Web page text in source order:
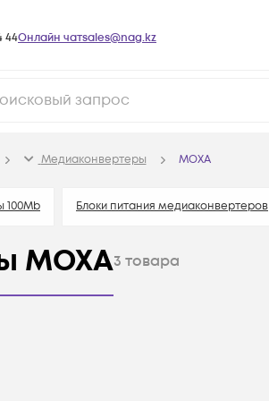
44Онлайн чатsales@nag.kz
Медиаконвертеры MOXA
100Mb Блоки питания медиаконвертеров
MOXA3 товара